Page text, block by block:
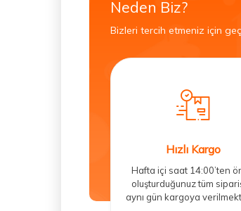
Neden Biz?
Bizleri tercih etmeniz için
Hızlı Kargo
Hafta içi saat 14:00’ten
oluşturduğunuz tüm
aynı gün kargoya